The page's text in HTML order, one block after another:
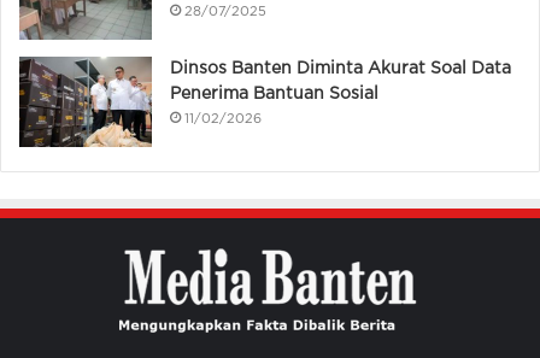
28/07/2025
Dinsos Banten Diminta Akurat Soal Data
Penerima Bantuan Sosial
11/02/2026